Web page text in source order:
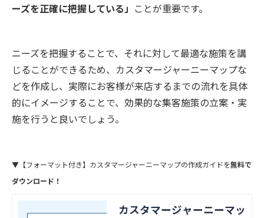
ーズを正確に把握している」 ことが重要です。
ニーズを把握することで、それに対して最適な施策を講
じることができるため、カスタマージャーニーマップな
どを作成し、実際にお客様が来店するまでの流れを具体
的にイメージすることで、効果的な集客施策の立案・実
施を行うと良いでしょう。
▼【フォーマット付き】カスタマージャーニーマップの作成ガイドを無料で
ダウンロード！
カスタマージャーニーマッ